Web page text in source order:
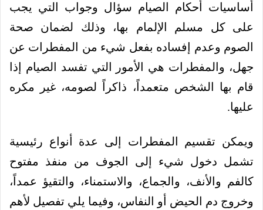
أساسيات أحكام الصيام سؤال وجواب التي يجب
على كل مسلم الإلمام بها، وذلك لضمان صحة
الصوم وعدم إفساده بفعل شيء من المفطرات عن
جهل، والمفطرات هي الأمور التي تفسد الصيام إذا
قام بها الشخص متعمداً، ذاكراً لصومه، غير مكره
عليها.
ويمكن تقسيم المفطرات إلى عدة أنواع رئيسية
تشمل دخول شيء إلى الجوف من منفذ مفتوح
كالفم والأنف، والجماع، والاستمناء، والتقيؤ عمداً،
وخروج دم الحيض أو النفاس، وفيما يلي تفصيل لأهم